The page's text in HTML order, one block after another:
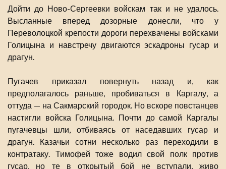
Дойти до Ново-Сергеевки войскам так и не удалось.
Высланные вперед дозорные донесли, что у
Переволоцкой крепости дороги перехвачены войсками
Голицына и навстречу двигаются эскадроны гусар и
драгун.
Пугачев приказал повернуть назад и, как
предполагалось раньше, пробиваться в Каргалу, а
оттуда — на Сакмарский городок. Но вскоре повстанцев
настигли войска Голицына. Почти до самой Каргалы
пугачевцы шли, отбиваясь от наседавших гусар и
драгун. Казачьи сотни несколько раз переходили в
контратаку. Тимофей тоже водил свой полк против
гусар, но те в открытый бой не вступали, живо